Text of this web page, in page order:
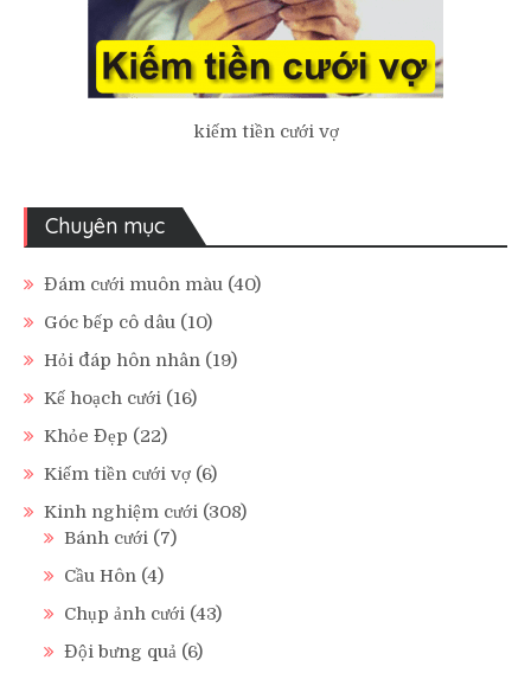
kiếm tiền cưới vợ
Chuyên mục
Đám cưới muôn màu (40)
Góc bếp cô dâu (10)
Hỏi đáp hôn nhân (19)
Kế hoạch cưới (16)
Khỏe Đẹp (22)
Kiếm tiền cưới vợ (6)
Kinh nghiệm cưới (308)
Bánh cưới (7)
Cầu Hôn (4)
Chụp ảnh cưới (43)
Đội bưng quả (6)